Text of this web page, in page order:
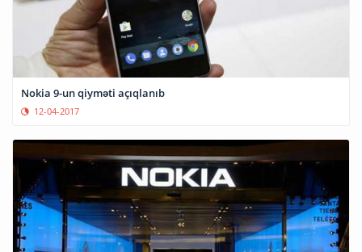
Nokia 9-un qiyməti açıqlanıb
12-04-2017